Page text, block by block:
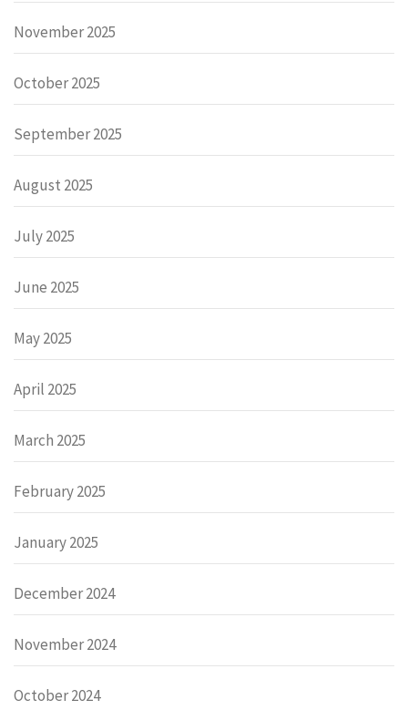
November 2025
October 2025
September 2025
August 2025
July 2025
June 2025
May 2025
April 2025
March 2025
February 2025
January 2025
December 2024
November 2024
October 2024